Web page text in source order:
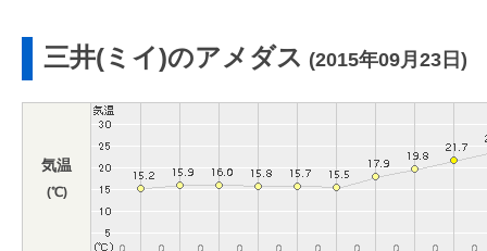
三井(ミイ)のアメダス (2015年09月23日)
気温
(℃)